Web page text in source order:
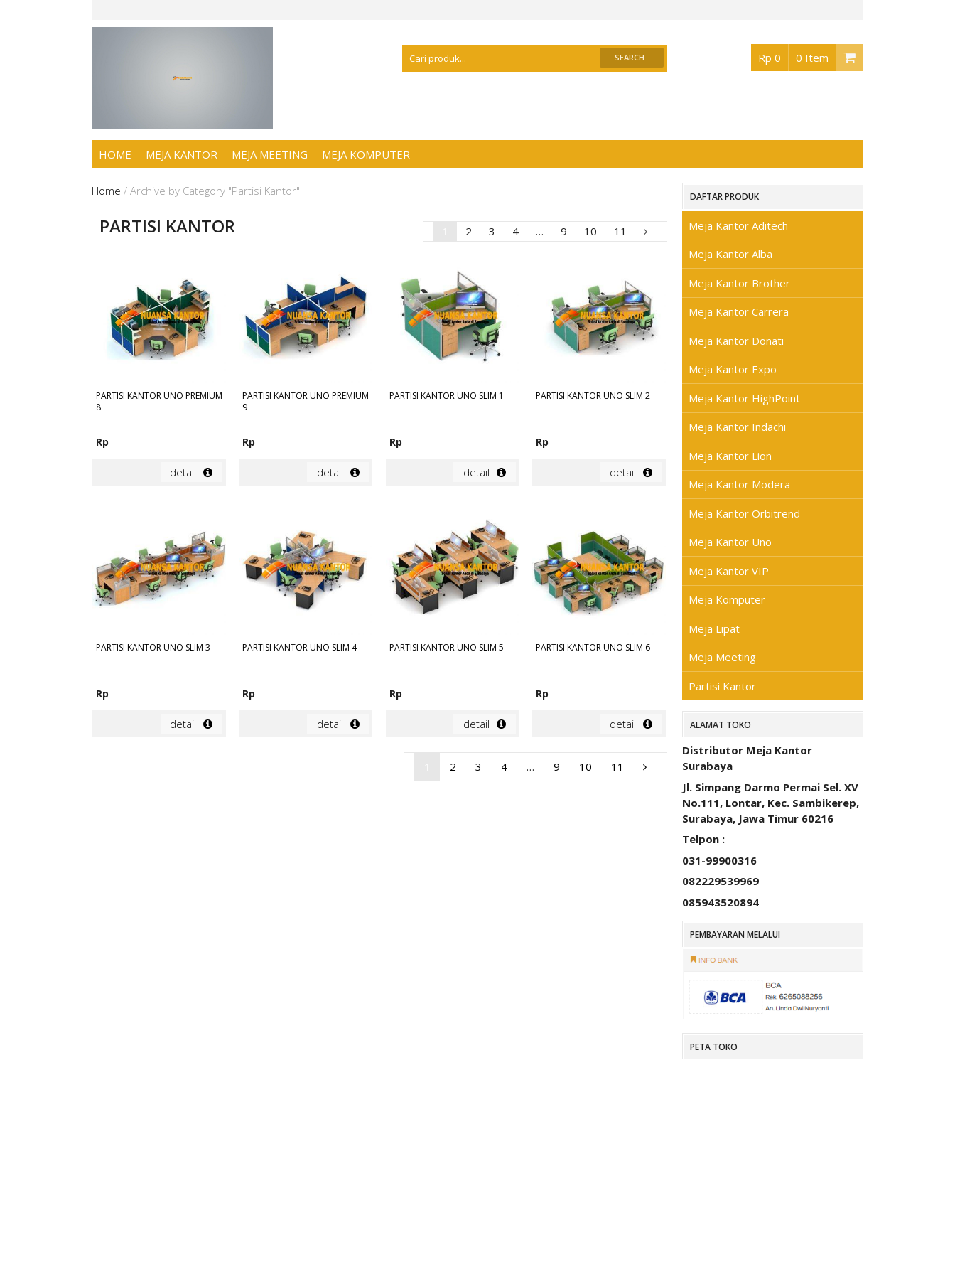
Rp 0 0 Item
HOME MEJA KANTOR MEJA MEETING MEJA KOMPUTER
Home / Archive by Category "Partisi Kantor"
PARTISI KANTOR 2 3 4 … 9 10 11
PARTISI KANTOR UNO PREMIUM
8
Rp
detail
PARTISI KANTOR UNO PREMIUM
9
Rp
detail
PARTISI KANTOR UNO SLIM 1
Rp
detail
PARTISI KANTOR UNO SLIM 2
Rp
detail
PARTISI KANTOR UNO SLIM 3
Rp
detail
PARTISI KANTOR UNO SLIM 4
Rp
detail
PARTISI KANTOR UNO SLIM 5
Rp
detail
PARTISI KANTOR UNO SLIM 6
Rp
detail
2 3 4 … 9 10 11
DAFTAR PRODUK
Meja Kantor Aditech
Meja Kantor Alba
Meja Kantor Brother
Meja Kantor Carrera
Meja Kantor Donati
Meja Kantor Expo
Meja Kantor HighPoint
Meja Kantor Indachi
Meja Kantor Lion
Meja Kantor Modera
Meja Kantor Orbitrend
Meja Kantor Uno
Meja Kantor VIP
Meja Komputer
Meja Lipat
Meja Meeting
Partisi Kantor
ALAMAT TOKO
Distributor Meja Kantor
Surabaya
Jl. Simpang Darmo Permai Sel. XV
No.111, Lontar, Kec. Sambikerep,
Surabaya, Jawa Timur 60216
Telpon :
031-99900316
082229539969
085943520894
PEMBAYARAN MELALUI
PETA TOKO